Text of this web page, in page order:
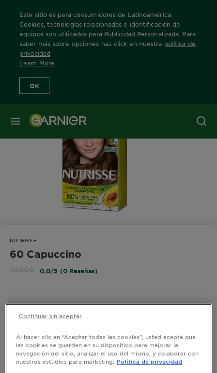
Este sitio es para consumidores de Latinoamérica.
Cookies, tecnologías relacionadas e identificación de
equipos son utilizados para Publicidad Personalizada. Para
saber más sobre opciones haz click en nuestra política de
privacidad
Learn More
OK
MENÚ
Home Nuestras Marcas
NUTRISSE
60 Capuccino
0,0/5 (0 Reseñas)
¡PRUÉBALO!
Ver Tonos Similares
Al hacer clic en “Aceptar todas las cookies”, usted acepta que
las cookies se guarden en su dispositivo para mejorar la
navegación del sitio, analizar el uso del mismo, y colaborar con
nuestros estudios para marketing.
Política de privacidad
Continuar sin aceptar